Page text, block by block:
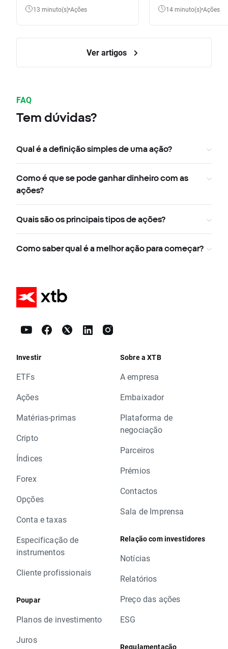
13 minuto(s) Ações
participar
14 minuto(s) Ações
Ver artigos
FAQ
Tem dúvidas?
Qual é a definição simples de uma ação?
Como é que se pode ganhar dinheiro com as
ações?
Quais são os principais tipos de ações?
Como saber qual é a melhor ação para começar?
Investir
ETFs
Ações
Matérias-primas
Cripto
Índices
Forex
Opções
Conta e taxas
Especificação de
instrumentos
Cliente profissionais
Poupar
Planos de investimento
Juros
Sobre a XTB
A empresa
Embaixador
Plataforma de
negociação
Parceiros
Prémios
Contactos
Sala de Imprensa
Relação com investidores
Notícias
Relatórios
Preço das ações
ESG
Regulamentação